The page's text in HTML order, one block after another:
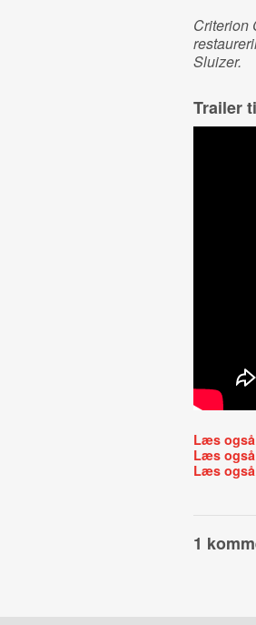
Criterion
Sluizer.
Trailer
Læs
Læs
Læs
1